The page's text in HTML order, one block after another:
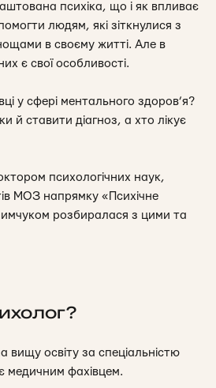
психіка, що і як впливає
людям, які зіткнулися з
в своєму житті. Але в
є свої особливості.
у сфері ментального здоров’я?
й ставити діагноз, а хто лікує
психологічних наук,
МОЗ напрямку « Психічне
розбиралася з цими та
освіту за спеціальністю
медичним фахівцем.